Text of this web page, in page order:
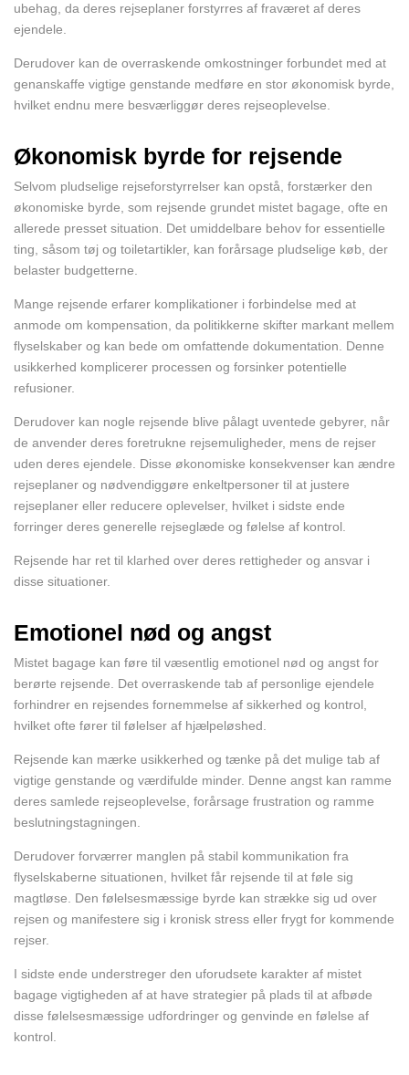
ubehag, da deres rejseplaner forstyrres af fraværet af deres
ejendele.
Derudover kan de overraskende omkostninger forbundet med at
genanskaffe vigtige genstande medføre en stor økonomisk byrde,
hvilket endnu mere besværliggør deres rejseoplevelse.
Økonomisk byrde for rejsende
Selvom pludselige rejseforstyrrelser kan opstå, forstærker den
økonomiske byrde, som rejsende grundet mistet bagage, ofte en
allerede presset situation. Det umiddelbare behov for essentielle
ting, såsom tøj og toiletartikler, kan forårsage pludselige køb, der
belaster budgetterne.
Mange rejsende erfarer komplikationer i forbindelse med at
anmode om kompensation, da politikkerne skifter markant mellem
flyselskaber og kan bede om omfattende dokumentation. Denne
usikkerhed komplicerer processen og forsinker potentielle
refusioner.
Derudover kan nogle rejsende blive pålagt uventede gebyrer, når
de anvender deres foretrukne rejsemuligheder, mens de rejser
uden deres ejendele. Disse økonomiske konsekvenser kan ændre
rejseplaner og nødvendiggøre enkeltpersoner til at justere
rejseplaner eller reducere oplevelser, hvilket i sidste ende
forringer deres generelle rejseglæde og følelse af kontrol.
Rejsende har ret til klarhed over deres rettigheder og ansvar i
disse situationer.
Emotionel nød og angst
Mistet bagage kan føre til væsentlig emotionel nød og angst for
berørte rejsende. Det overraskende tab af personlige ejendele
forhindrer en rejsendes fornemmelse af sikkerhed og kontrol,
hvilket ofte fører til følelser af hjælpeløshed.
Rejsende kan mærke usikkerhed og tænke på det mulige tab af
vigtige genstande og værdifulde minder. Denne angst kan ramme
deres samlede rejseoplevelse, forårsage frustration og ramme
beslutningstagningen.
Derudover forværrer manglen på stabil kommunikation fra
flyselskaberne situationen, hvilket får rejsende til at føle sig
magtløse. Den følelsesmæssige byrde kan strække sig ud over
rejsen og manifestere sig i kronisk stress eller frygt for kommende
rejser.
I sidste ende understreger den uforudsete karakter af mistet
bagage vigtigheden af at have strategier på plads til at afbøde
disse følelsesmæssige udfordringer og genvinde en følelse af
kontrol.